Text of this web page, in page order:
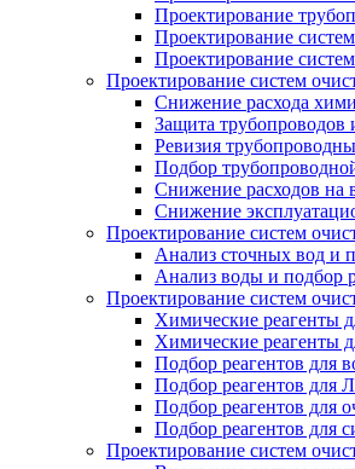
Проектирование
Проектирование
Проектирование
Проектирование систем
Снижение расхода
Защита трубопроводов
Ревизия
Подбор
Снижение расходов на
Снижение
Проектирование систем
Анализ сточных вод и
Анализ воды и подбор
Проектирование систем
Химические реагенты
Химические реагенты
Подбор реагентов для
Подбор реагентов для
Подбор реагентов для
Подбор реагентов для
Проектирование систем